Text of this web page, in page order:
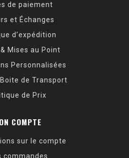
de paiement
et Échanges
d’expédition
Mises au Point
Personnalisées
de Transport
de Prix
COMPTE
sur le compte
commandes